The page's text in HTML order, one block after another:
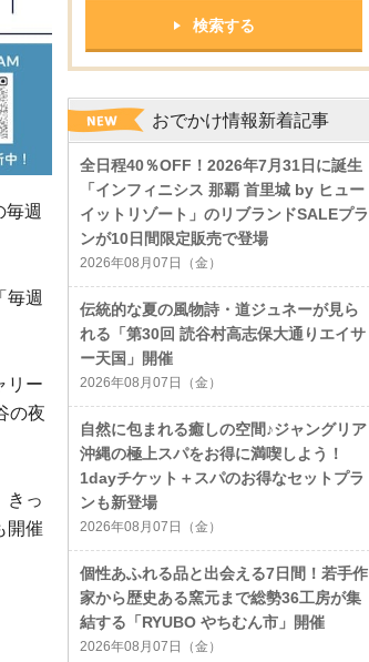
おでかけ情報新着記事
全日程40％OFF！2026年7月31日に誕生
「インフィニシス 那覇 首里城 by ヒュー
イットリゾート」のリブランドSALEプラ
ンが10日間限定販売で登場
2026年08月07日（金）
伝統的な夏の風物詩・道ジュネーが見ら
れる「第30回 読谷村高志保大通りエイサ
ー天国」開催
2026年08月07日（金）
自然に包まれる癒しの空間♪ジャングリア
沖縄の極上スパをお得に満喫しよう！
1dayチケット＋スパのお得なセットプラ
ンも新登場
2026年08月07日（金）
個性あふれる品と出会える7日間！若手作
家から歴史ある窯元まで総勢36工房が集
結する「RYUBO やちむん市」開催
2026年08月07日（金）
週
毎週
リー
の夜
きっ
開催